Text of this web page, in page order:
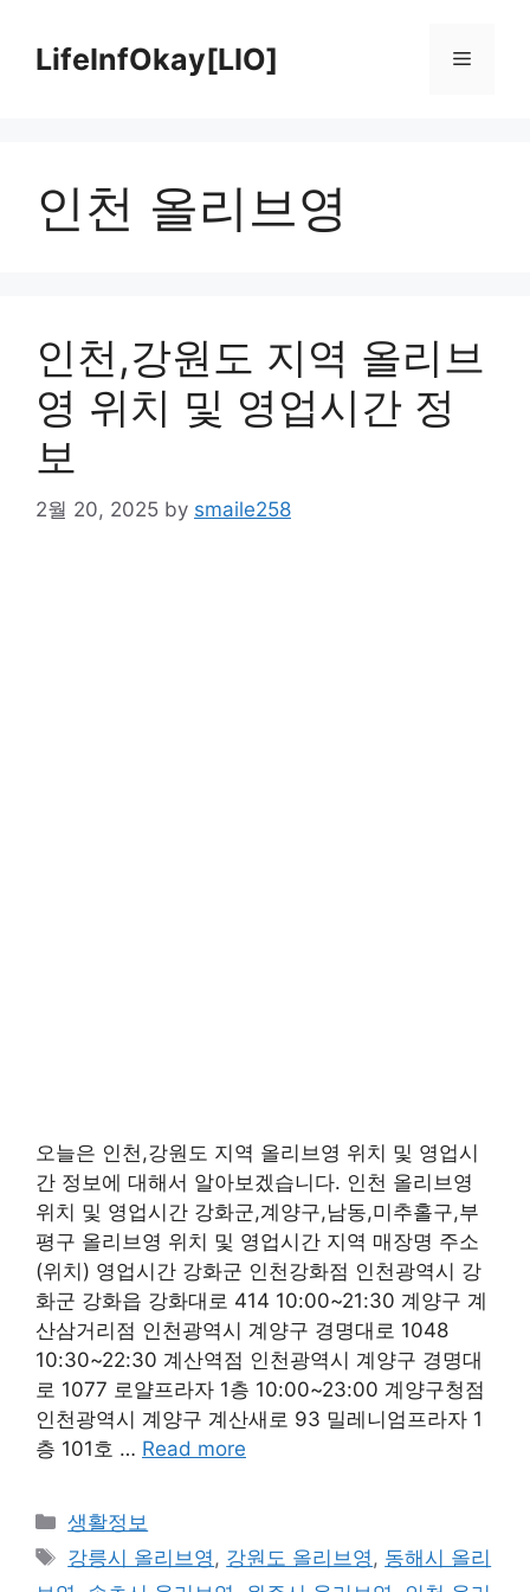
contentLifeInfOkay[LIO] Menu
인천 올리브영
인천,강원도 지역 올리브
영 위치 및 영업시간 정
보
2월 20, 2025 by smaile258
오늘은 인천,강원도 지역 올리브영 위치 및 영업시
간 정보에 대해서 알아보겠습니다. 인천 올리브영
위치 및 영업시간 강화군,계양구,남동,미추홀구,부
평구 올리브영 위치 및 영업시간 지역 매장명 주소
(위치) 영업시간 강화군 인천강화점 인천광역시 강
화군 강화읍 강화대로 414 10:00~21:30 계양구 계
산삼거리점 인천광역시 계양구 경명대로 1048
10:30~22:30 계산역점 인천광역시 계양구 경명대
로 1077 로얄프라자 1층 10:00~23:00 계양구청점
인천광역시 계양구 계산새로 93 밀레니엄프라자 1
층 101호 … Read more
Categories
생활정보
Tags
강릉시 올리브영 , 강원도 올리브영 , 동해시 올리